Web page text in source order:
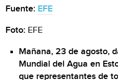
Fuente: EFE
Foto: EFE
Mañana, 23 de agosto,
Mundial del Agua en
que representantes de